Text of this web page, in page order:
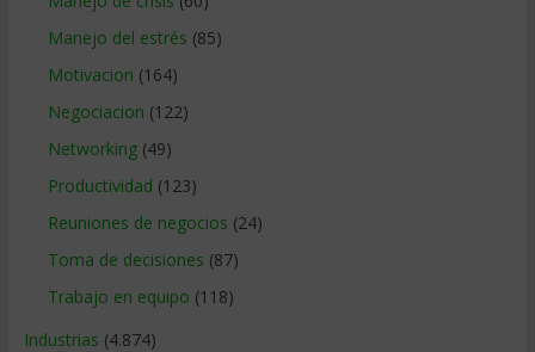
Manejo del estrés (85)
Motivacion (164)
Negociacion (122)
Networking(49)
Productividad (123)
Reuniones de negocios (24)
Toma de decisiones (87)
Trabajo en equipo (118)
Industrias (4.874)